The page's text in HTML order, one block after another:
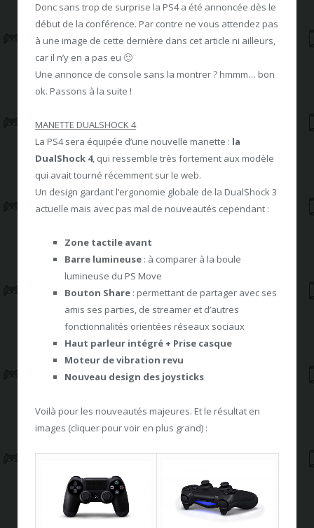
Donc sans trop de surprise la PS4 a été annoncée dès le
début de la conférence. Par contre ne vous attendez pas
à une image de cette dernière dans cet article ni ailleurs,
car il n’y en a pas eu 🙂
Une annonce de console sans la montrer ? hmmm… bon
ok. Passons à la suite !
MANETTE DUALSHOCK 4
La PS4 sera équipée d’une nouvelle manette : la
DualShock 4, qui ressemble très fortement aux modèle
qui avait tourné récemment sur le web.
Un design gardant l’ergonomie globale de la DualShock 3
actuelle mais avec pas mal de nouveautés cependant :
Zone tactile avant
Barre lumineuse : à comparer à la boule
lumineuse du PS Move
Bouton Share : permettant de partager avec ses
amis ses parties, de streamer et d’autres
fonctionnalités orientées réseaux sociaux
Haut parleur intégré + Prise casque
Moteur de vibration revu
Nouveau design des joysticks
Voilà pour les nouveautés majeures. Et le résultat en
images (cliquer pour voir en plus grand) :